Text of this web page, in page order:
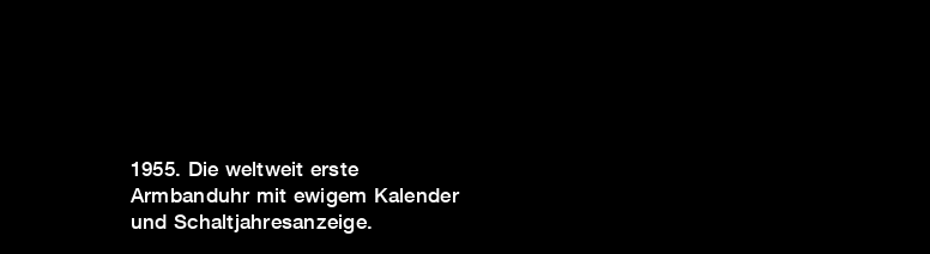
1955. Die weltweit erste
Armbanduhr mit ewigem Kalender
und Schaltjahresanzeige.